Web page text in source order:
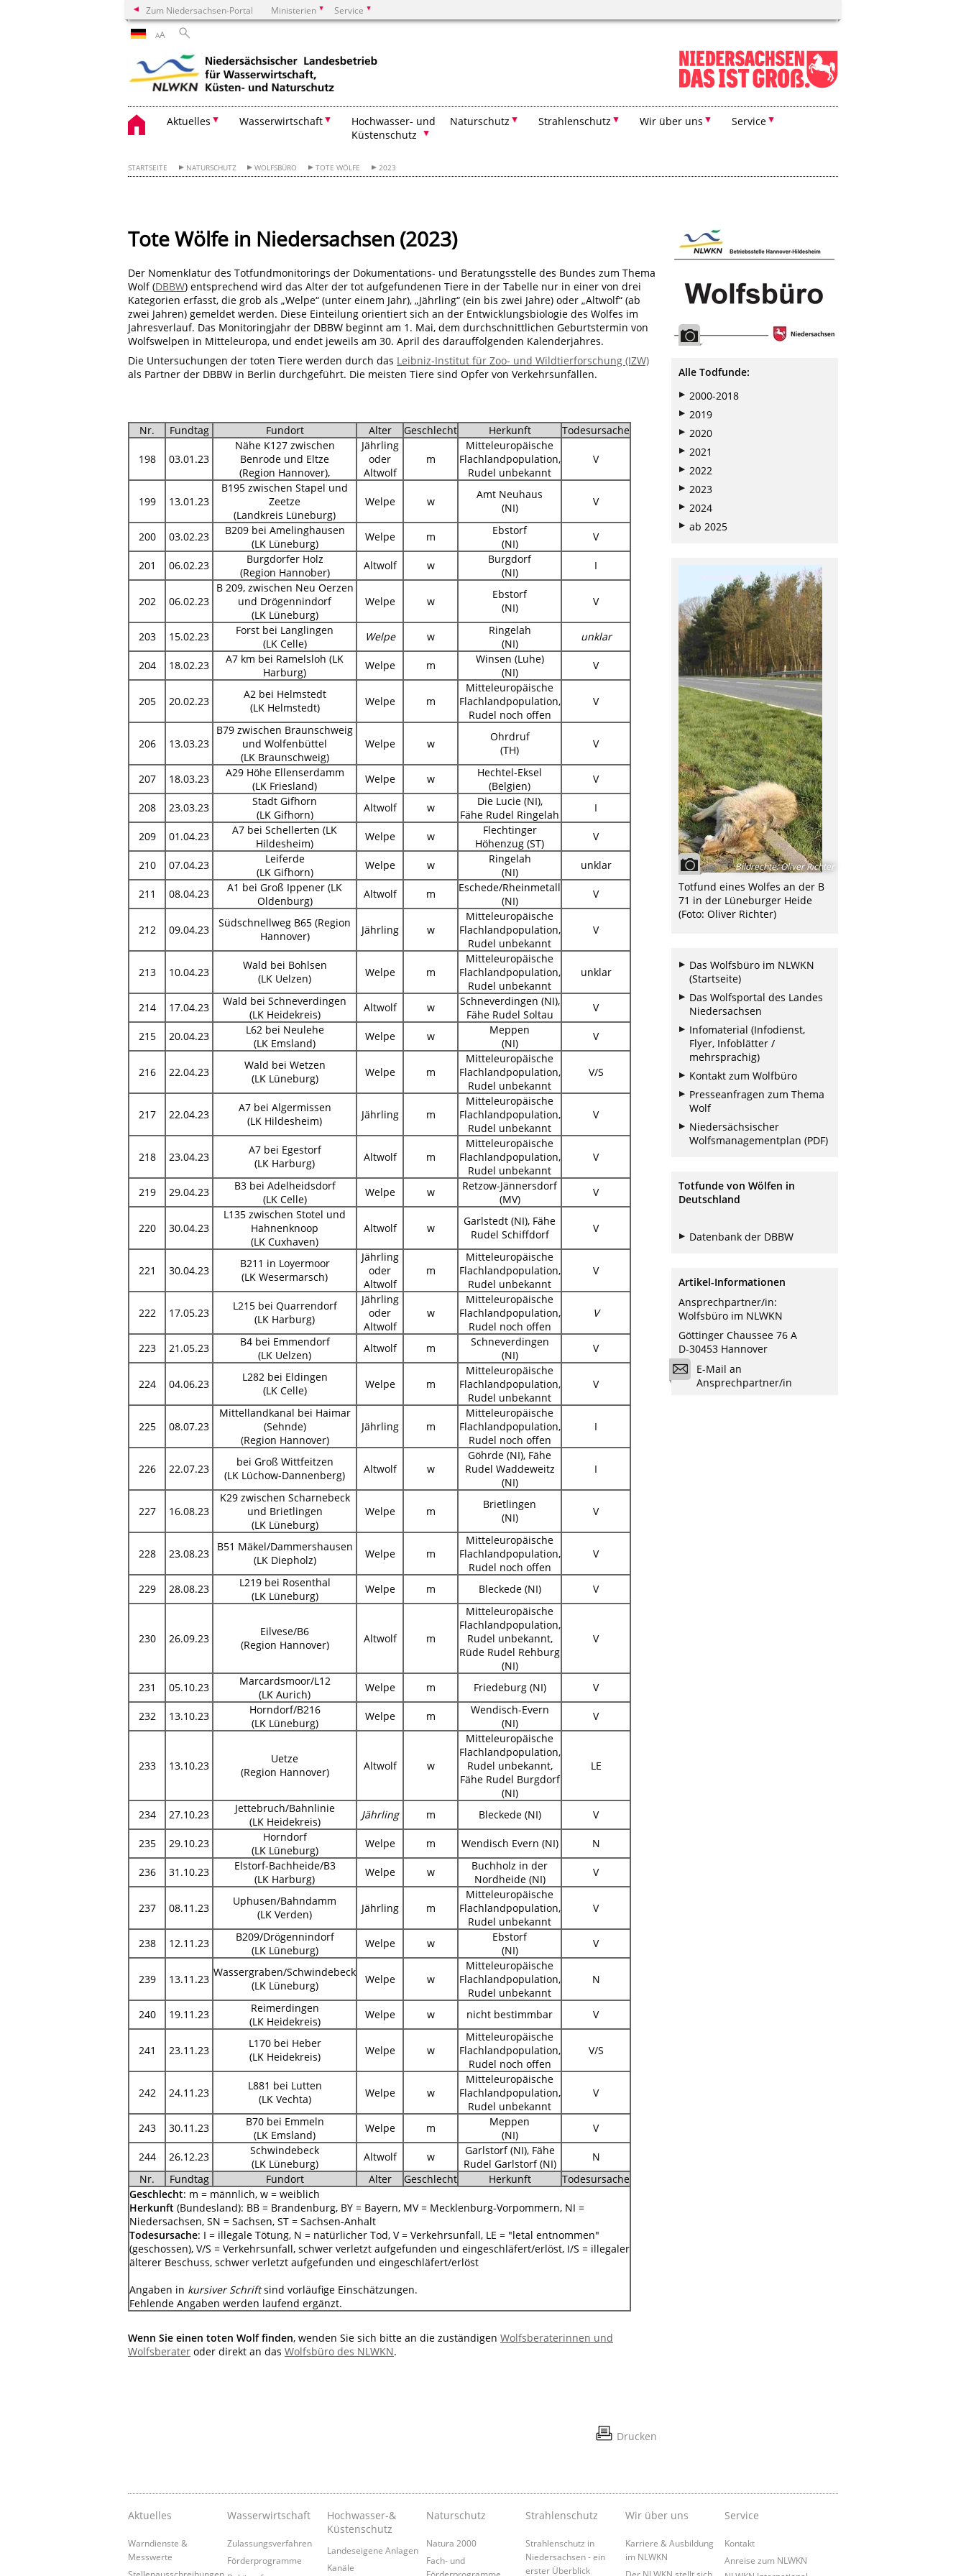
Zum Niedersachsen-Portal Ministerien Service
AA
Aktuelles Wasserwirtschaft
Hochwasser- und
Küstenschutz
Naturschutz Strahlenschutz Wir über uns Service
STARTSEITE NATURSCHUTZ WOLFSBÜRO TOTE WÖLFE 2023
Tote Wölfe in Niedersachsen (2023)
Der Nomenklatur des Totfundmonitorings der Dokumentations- und Beratungsstelle des Bundes zum Thema
Wolf (DBBW) entsprechend wird das Alter der tot aufgefundenen Tiere in der Tabelle nur in einer von drei
Kategorien erfasst, die grob als „Welpe“ (unter einem Jahr), „Jährling“ (ein bis zwei Jahre) oder „Altwolf“ (ab
zwei Jahren) gemeldet werden. Diese Einteilung orientiert sich an der Entwicklungsbiologie des Wolfes im
Jahresverlauf. Das Monitoringjahr der DBBW beginnt am 1. Mai, dem durchschnittlichen Geburtstermin von
Wolfswelpen in Mitteleuropa, und endet jeweils am 30. April des darauffolgenden Kalenderjahres.
Die Untersuchungen der toten Tiere werden durch das Leibniz-Institut für Zoo- und Wildtierforschung (IZW)
als Partner der DBBW in Berlin durchgeführt. Die meisten Tiere sind Opfer von Verkehrsunfällen.
Nr. Fundtag Fundort Alter Geschlecht Herkunft Todesursache
198 03.01.23
Nähe K127 zwischen
Benrode und Eltze
(Region Hannover),
Jährling
oder
Altwolf
m
Mitteleuropäische
Flachlandpopulation,
Rudel unbekannt
V
199 13.01.23
B195 zwischen Stapel und
Zeetze
(Landkreis Lüneburg)
Welpe w
Amt Neuhaus
(NI)
V
200 03.02.23
B209 bei Amelinghausen
(LK Lüneburg)
Welpe m
Ebstorf
(NI)
V
201 06.02.23
Burgdorfer Holz
(Region Hannober)
Altwolf w
Burgdorf
(NI)
I
202 06.02.23
B 209, zwischen Neu Oerzen
und Drögennindorf
(LK Lüneburg)
Welpe w
Ebstorf
(NI)
V
203 15.02.23
Forst bei Langlingen
(LK Celle)
Welpe w
Ringelah
(NI)
unklar
204 18.02.23
A7 km bei Ramelsloh (LK
Harburg)
Welpe m
Winsen (Luhe)
(NI)
V
205 20.02.23
A2 bei Helmstedt
(LK Helmstedt)
Welpe m
Mitteleuropäische
Flachlandpopulation,
Rudel noch offen
V
206 13.03.23
B79 zwischen Braunschweig
und Wolfenbüttel
(LK Braunschweig)
Welpe w
Ohrdruf
(TH)
V
207 18.03.23
A29 Höhe Ellenserdamm
(LK Friesland)
Welpe w
Hechtel-Eksel
(Belgien)
V
208 23.03.23
Stadt Gifhorn
(LK Gifhorn)
Altwolf w
Die Lucie (NI),
Fähe Rudel Ringelah
I
209 01.04.23
A7 bei Schellerten (LK
Hildesheim)
Welpe w
Flechtinger
Höhenzug (ST)
V
210 07.04.23
Leiferde
(LK Gifhorn)
Welpe w
Ringelah
(NI)
unklar
211 08.04.23
A1 bei Groß Ippener (LK
Oldenburg)
Altwolf m
Eschede/Rheinmetall
(NI)
V
212 09.04.23
Südschnellweg B65 (Region
Hannover)
Jährling w
Mitteleuropäische
Flachlandpopulation,
Rudel unbekannt
V
213 10.04.23
Wald bei Bohlsen
(LK Uelzen)
Welpe m
Mitteleuropäische
Flachlandpopulation,
Rudel unbekannt
unklar
214 17.04.23
Wald bei Schneverdingen
(LK Heidekreis)
Altwolf w
Schneverdingen (NI),
Fähe Rudel Soltau
V
215 20.04.23
L62 bei Neulehe
(LK Emsland)
Welpe w
Meppen
(NI)
V
216 22.04.23
Wald bei Wetzen
(LK Lüneburg)
Welpe m
Mitteleuropäische
Flachlandpopulation,
Rudel unbekannt
V/S
217 22.04.23
A7 bei Algermissen
(LK Hildesheim)
Jährling m
Mitteleuropäische
Flachlandpopulation,
Rudel unbekannt
V
218 23.04.23
A7 bei Egestorf
(LK Harburg)
Altwolf m
Mitteleuropäische
Flachlandpopulation,
Rudel unbekannt
V
219 29.04.23
B3 bei Adelheidsdorf
(LK Celle)
Welpe w
Retzow-Jännersdorf
(MV)
V
220 30.04.23
L135 zwischen Stotel und
Hahnenknoop
(LK Cuxhaven)
Altwolf w
Garlstedt (NI), Fähe
Rudel Schiffdorf
V
221 30.04.23
B211 in Loyermoor
(LK Wesermarsch)
Jährling
oder
Altwolf
m
Mitteleuropäische
Flachlandpopulation,
Rudel unbekannt
V
222 17.05.23
L215 bei Quarrendorf
(LK Harburg)
Jährling
oder
Altwolf
w
Mitteleuropäische
Flachlandpopulation,
Rudel noch offen
V
223 21.05.23
B4 bei Emmendorf
(LK Uelzen)
Altwolf m
Schneverdingen
(NI)
V
224 04.06.23
L282 bei Eldingen
(LK Celle)
Welpe m
Mitteleuropäische
Flachlandpopulation,
Rudel unbekannt
V
225 08.07.23
Mittellandkanal bei Haimar
(Sehnde)
(Region Hannover)
Jährling m
Mitteleuropäische
Flachlandpopulation,
Rudel noch offen
I
226 22.07.23
bei Groß Wittfeitzen
(LK Lüchow-Dannenberg)
Altwolf w
Göhrde (NI), Fähe
Rudel Waddeweitz
(NI)
I
227 16.08.23
K29 zwischen Scharnebeck
und Brietlingen
(LK Lüneburg)
Welpe m
Brietlingen
(NI)
V
228 23.08.23
B51 Mäkel/Dammershausen
(LK Diepholz)
Welpe m
Mitteleuropäische
Flachlandpopulation,
Rudel noch offen
V
229 28.08.23
L219 bei Rosenthal
(LK Lüneburg)
Welpe m Bleckede (NI) V
230 26.09.23
Eilvese/B6
(Region Hannover)
Altwolf m
Mitteleuropäische
Flachlandpopulation,
Rudel unbekannt,
Rüde Rudel Rehburg
(NI)
V
231 05.10.23
Marcardsmoor/L12
(LK Aurich)
Welpe m Friedeburg (NI) V
232 13.10.23
Horndorf/B216
(LK Lüneburg)
Welpe m
Wendisch-Evern
(NI)
V
233 13.10.23
Uetze
(Region Hannover)
Altwolf w
Mitteleuropäische
Flachlandpopulation,
Rudel unbekannt,
Fähe Rudel Burgdorf
(NI)
LE
234 27.10.23
Jettebruch/Bahnlinie
(LK Heidekreis)
Jährling m Bleckede (NI) V
235 29.10.23
Horndorf
(LK Lüneburg)
Welpe m Wendisch Evern (NI) N
236 31.10.23
Elstorf-Bachheide/B3
(LK Harburg)
Welpe w
Buchholz in der
Nordheide (NI)
V
237 08.11.23
Uphusen/Bahndamm
(LK Verden)
Jährling m
Mitteleuropäische
Flachlandpopulation,
Rudel unbekannt
V
238 12.11.23
B209/Drögennindorf
(LK Lüneburg)
Welpe w
Ebstorf
(NI)
V
239 13.11.23
Wassergraben/Schwindebeck
(LK Lüneburg)
Welpe w
Mitteleuropäische
Flachlandpopulation,
Rudel unbekannt
N
240 19.11.23
Reimerdingen
(LK Heidekreis)
Welpe w nicht bestimmbar V
241 23.11.23
L170 bei Heber
(LK Heidekreis)
Welpe w
Mitteleuropäische
Flachlandpopulation,
Rudel noch offen
V/S
242 24.11.23
L881 bei Lutten
(LK Vechta)
Welpe w
Mitteleuropäische
Flachlandpopulation,
Rudel unbekannt
V
243 30.11.23
B70 bei Emmeln
(LK Emsland)
Welpe m
Meppen
(NI)
V
244 26.12.23
Schwindebeck
(LK Lüneburg)
Altwolf w
Garlstorf (NI), Fähe
Rudel Garlstorf (NI)
N
Nr.
Fundtag Fundort Alter Geschlecht Herkunft
Todesursache
Geschlecht: m = männlich, w = weiblich
Herkunft (Bundesland): BB = Brandenburg, BY = Bayern, MV = Mecklenburg-Vorpommern, NI =
Niedersachsen, SN = Sachsen, ST = Sachsen-Anhalt
Todesursache: I = illegale Tötung, N = natürlicher Tod, V = Verkehrsunfall, LE = "letal entnommen"
(geschossen), V/S = Verkehrsunfall, schwer verletzt aufgefunden und eingeschläfert/erlöst, I/S = illegaler
älterer Beschuss, schwer verletzt aufgefunden und eingeschläfert/erlöst
Angaben in kursiver Schriftsind vorläufige Einschätzungen.
Fehlende Angaben werden laufend ergänzt.
Wenn Sie einen toten Wolf finden, wenden Sie sich bitte an die zuständigen Wolfsberaterinnen und
Wolfsberater oder direkt an das Wolfsbüro des NLWKN.
Drucken
Alle Todfunde:
2000-2018
2019
2020
2021
2022
2023
2024
ab 2025
Bildrechte:Oliver Richter
Totfund eines Wolfes an der B
71 in der Lüneburger Heide
(Foto: Oliver Richter)
Das Wolfsbüro im NLWKN
(Startseite)
Das Wolfsportal des Landes
Niedersachsen
Infomaterial (Infodienst,
Flyer, Infoblätter /
mehrsprachig)
Kontakt zum Wolfbüro
Presseanfragen zum Thema
Wolf
Niedersächsischer
Wolfsmanagementplan (PDF)
Totfunde von Wölfen in
Deutschland
Datenbank der DBBW
Artikel-Informationen
Ansprechpartner/in:
Wolfsbüro im NLWKN
Göttinger Chaussee 76 A
D-30453 Hannover
E-Mail an
Ansprechpartner/in
Aktuelles
Warndienste &
Messwerte
Stellenausschreibungen
Wasserwirtschaft
Zulassungsverfahren
Förderprogramme
Hochwasser-&
Küstenschutz
Landeseigene Anlagen
Kanäle
Naturschutz
Natura 2000
Fach- und
Förderprogramme
Strahlenschutz
Strahlenschutz in
Niedersachsen - ein
erster Überblick
Wir über uns
Karriere & Ausbildung
im NLWKN
Der NLWKN stellt sich
Service
Kontakt
Anreise zum NLWKN